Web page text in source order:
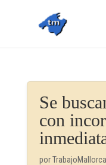
Se
con
por